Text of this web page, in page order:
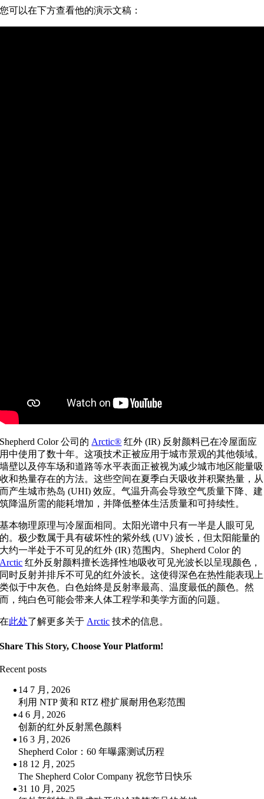
您可以在下方查看他的演示文稿：
Shepherd Color 公司的Arctic® 红外 (IR) 反射颜料已在冷屋面应
用中使用了数十年。这项技术正被应用于城市景观的其他领域。
墙壁以及停车场和道路等水平表面正被视为减少城市地区能量吸
收和热量存在的方法。这些空间在夏季白天吸收并积聚热量，从
而产生城市热岛 (UHI) 效应。气温升高会导致空气质量下降、建
筑降温所需的能耗增加，并降低整体生活质量和可持续性。
基本物理原理与冷屋面相同。太阳光谱中只有一半是人眼可见
的。极少数属于具有破坏性的紫外线 (UV) 波长，但太阳能量的
大约一半处于不可见的红外 (IR) 范围内。Shepherd Color 的
Arctic 红外反射颜料擅长选择性地吸收可见光波长以呈现颜色，
同时反射并排斥不可见的红外波长。这使得深色在热性能表现上
类似于中灰色。白色始终是反射率最高、温度最低的颜色。然
而，纯白色可能会带来人体工程学和美学方面的问题。
在此处了解更多关于Arctic 技术的信息。
Share This Story, Choose Your Platform!
Recent posts
14 7 月, 2026
利用 NTP 黄和 RTZ 橙扩展耐用色彩范围
4 6 月, 2026
创新的红外反射黑色颜料
16 3 月, 2026
Shepherd Color：60 年曝露测试历程
18 12 月, 2025
The Shepherd Color Company 祝您节日快乐
31 10 月, 2025